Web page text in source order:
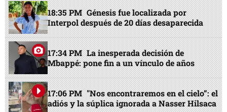
18:35 PM Génesis fue localizada por
Interpol después de 20 días desaparecida
17:34 PM La inesperada decisión de
Mbappé: pone fin a un vínculo de años
17:06 PM "Nos encontraremos en el cielo”: el
adiós y la súplica ignorada a Nasser Hilsaca